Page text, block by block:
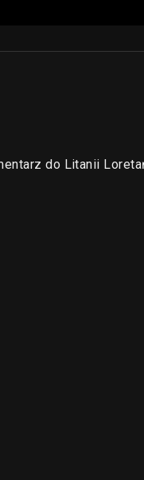
do Litanii